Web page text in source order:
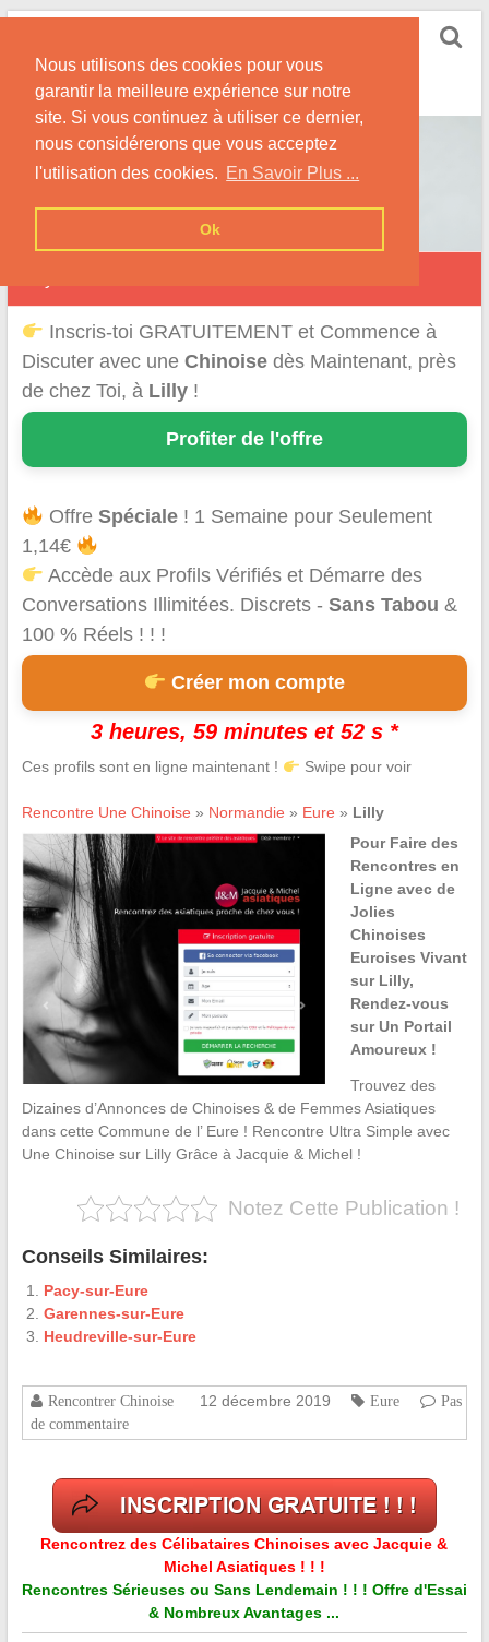
Nous utilisons des cookies pour vous
garantir la meilleure expérience sur notre
site. Si vous continuez à utiliser ce dernier,
nous considérerons que vous acceptez
l'utilisation des cookies. En Savoir Plus ...
Ok
Skip
content
Nos Conseils pour Rencontrer Une Femme
Originaire de Chine !
Inscris-toi GRATUITEMENT et Commence à
Discuter avec une Chinoisedès Maintenant, près
de chez Toi, à Lilly!
Profiter de l'offre
OffreSpéciale ! 1 Semaine pour Seulement
1,14€
Accède aux Profils Vérifiés et Démarre des
Conversations Illimitées. Discrets - Sans Tabou &
100 % Réels ! ! !
Créer mon compte
3 heures, 59 minutes et 52 s *
Ces profils sont en ligne maintenant ! Swipe pour voir
Rencontre Une Chinoise » Normandie » Eure » Lilly
Pour Faire des
Rencontres en
Ligne avec de
Jolies
Chinoises
Euroises Vivant
sur Lilly,
Rendez-vous
sur Un Portail
Amoureux !
Trouvez des
Dizaines d’Annonces de Chinoises & de Femmes Asiatiques
dans cette Commune de l’ Eure ! Rencontre Ultra Simple avec
Une Chinoise sur Lilly Grâce à Jacquie & Michel !
Notez Cette Publication !
Conseils Similaires:
Pacy-sur-Eure
Garennes-sur-Eure
Heudreville-sur-Eure
Rencontrer Chinoise 12 décembre 2019 Eure
Pas
de commentaire
Rencontrez des Célibataires Chinoises avec Jacquie &
Michel Asiatiques ! ! !
Rencontres Sérieuses ou Sans Lendemain ! ! ! Offre d'Essai
& Nombreux Avantages ...